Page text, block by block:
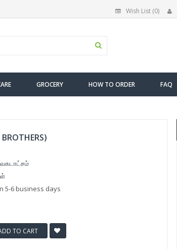
Wish List (0)
GROCERY HOW TO ORDER FAQ
5-6 business days
TO CART